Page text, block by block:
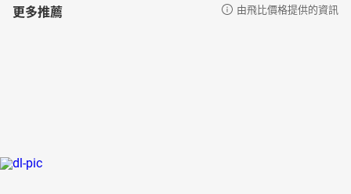
更多推薦 由飛比價格提供的資訊